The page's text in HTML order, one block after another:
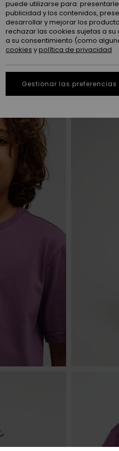
puede utilizarse para:
publicidad y los contenidos,
desarrollar y mejorar los
rechazar las cookies sujetas a
a su consentimiento (como
cookies ypolítica de privacidad
Gestionar las preferencias